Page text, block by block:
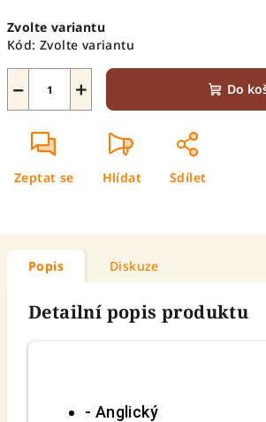
cena:
Zvolte variantu
Kód: Zvolte variantu
+
− Do
Zeptat se Hlídat Sdílet
Popis Diskuze
Detailní popis produktu
- Anglický